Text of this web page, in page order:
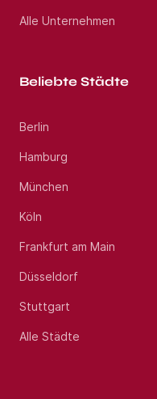
Alle Unternehmen
Beliebte Städte
Berlin
Hamburg
München
Köln
Frankfurt am Main
Düsseldorf
Stuttgart
Alle Städte